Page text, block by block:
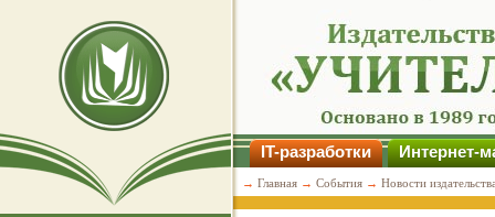
IT-разработки Интернет-
→ Главная → События → Новости